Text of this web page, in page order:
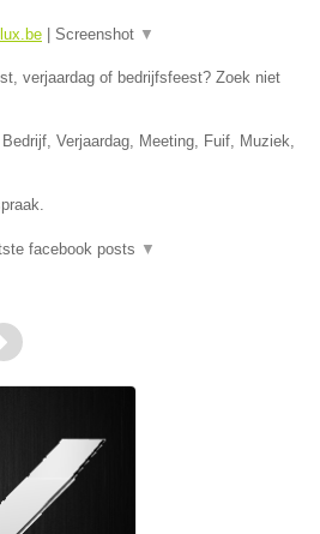
Screenshot ▼
verjaardag of bedrijfsfeest? Zoek niet
Verjaardag, Meeting, Fuif, Muziek,
facebook posts ▼